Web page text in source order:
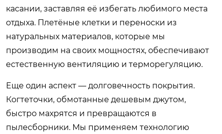
касании, заставляя её избегать любимого места
отдыха. Плетёные клетки и переноски из
натуральных материалов, которые мы
производим на своих мощностях, обеспечивают
естественную вентиляцию и терморегуляцию.
Еще один аспект — долговечность покрытия.
Когтеточки, обмотанные дешевым джутом,
быстро махрятся и превращаются в
пылесборники. Мы применяем технологию